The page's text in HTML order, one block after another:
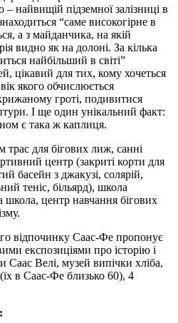
найвищій підземної залізниці в
“саме високогірне в
а з майданчика, на якій
видно як на долоні. За кілька
найбільший в світі”
цікавий для тих, кому хочеться
якого обчислюється
гроті, подивитися
І ще один унікальний факт:
є така ж каплиця.
для бігових лиж, санні
центр (закриті корти для
басейн з джакузі, солярій,
теніс, більярд), школа
школа, центр навчання бігових
відпочинку Саас-Фе пропонує
експозиціями про історію і
Саас Велі, музей випічки хліба,
в Саас-Фе близько 60), 4